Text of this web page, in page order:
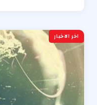
اخر الاخبار